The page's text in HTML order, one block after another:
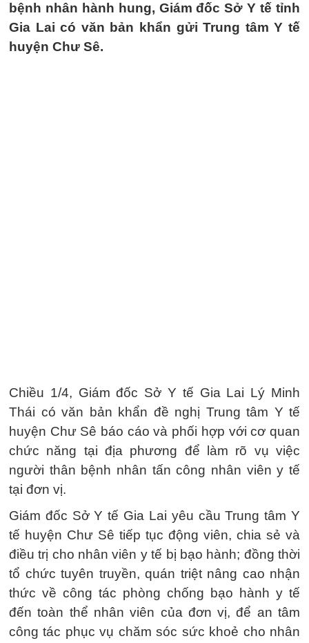
bệnh nhân hành hung, Giám đốc Sở Y tế tỉnh
Gia Lai có văn bản khẩn gửi Trung tâm Y tế
huyện Chư Sê.
Chiều 1/4, Giám đốc Sở Y tế Gia Lai Lý Minh
Thái có văn bản khẩn đề nghị Trung tâm Y tế
huyện Chư Sê báo cáo và phối hợp với cơ quan
chức năng tại địa phương để làm rõ vụ việc
người thân bệnh nhân tấn công nhân viên y tế
tại đơn vị.
Giám đốc Sở Y tế Gia Lai yêu cầu Trung tâm Y
tế huyện Chư Sê tiếp tục động viên, chia sẻ và
điều trị cho nhân viên y tế bị bạo hành; đồng thời
tổ chức tuyên truyền, quán triệt nâng cao nhận
thức về công tác phòng chống bạo hành y tế
đến toàn thể nhân viên của đơn vị, để an tâm
công tác phục vụ chăm sóc sức khoẻ cho nhân